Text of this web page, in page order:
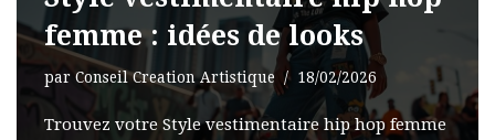
femme : idées de looks
par Conseil Creation Artistique 18/02/2026
Trouvez votre Style vestimentaire hip hop femme